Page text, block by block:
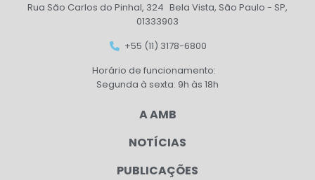
Rua São Carlos do Pinhal, 324 Bela Vista, São Paulo - SP,
01333903
+55 (11) 3178-6800
Horário de funcionamento:
Segunda à sexta: 9h às 18h
A AMB
NOTÍCIAS
PUBLICAÇÕES